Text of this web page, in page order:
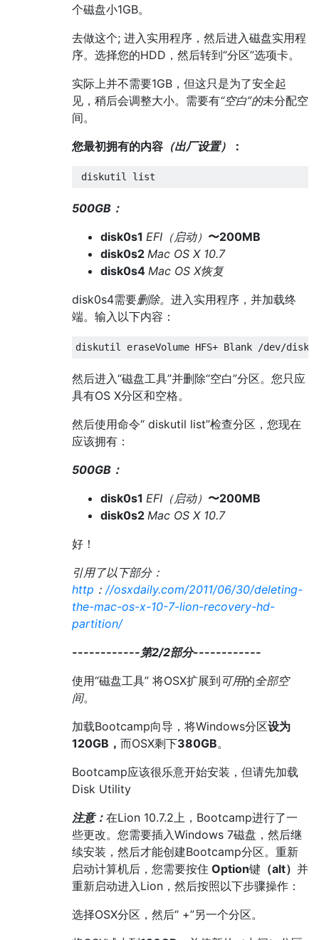
个磁盘小1GB。
去做这个; 进入实用程序，然后进入磁盘实用程
序。选择您的HDD，然后转到“分区”选项卡。
实际上并不需要1GB，但这只是为了安全起
见，稍后会调整大小。需要有“空白”的未分配空
间。
您最初拥有的内容 （出厂设置） ：
500GB：
disk0s1 EFI（启动） 〜200MB
disk0s2 Mac OS X 10.7
disk0s4 Mac OS X恢复
disk0s4需要删除。 进入实用程序，并加载终
端。输入以下内容：
然后进入“磁盘工具”并删除“空白”分区。您只应
具有OS X分区和空格。
然后使用命令“ diskutil list”检查分区，您现在
应该拥有：
500GB：
disk0s1 EFI（启动） 〜200MB
disk0s2 Mac OS X 10.7
好！
引用了以下部分：
http ： //osxdaily.com/2011/06/30/deleting-
the-mac-os-x-10-7-lion-recovery-hd-
partition/
------------第2/2部分------------
使用“磁盘工具” 将OSX扩展到 可用的全部空
间。
加载Bootcamp向导，将Windows分区设为
120GB， 而OSX剩下380GB。
Bootcamp应该很乐意开始安装，但请先加载
Disk Utility
注意： 在Lion 10.7.2上，Bootcamp进行了一
些更改。您需要插入Windows 7磁盘，然后继
续安装，然后才能创建Bootcamp分区。重新
启动计算机后，您需要按住 Option键 （alt） 并
重新启动进入Lion，然后按照以下步骤操作：
选择OSX分区，然后“ +”另一个分区。